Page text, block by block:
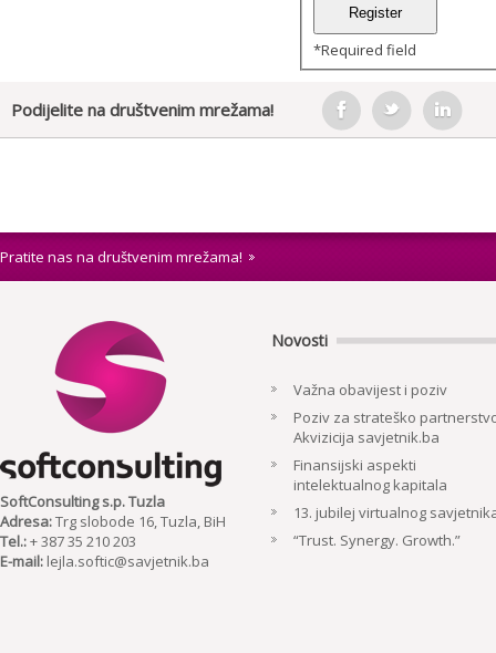
*Required field
Podijelite na društvenim mrežama!
Pratite nas na društvenim mrežama!
SoftConsulting s.p. Tuzla
Adresa:Trg slobode 16, Tuzla, BiH
Tel.:+ 387 35 210 203
E-mail: lejla.softic@savjetnik.ba
Novosti
Važna obavijest i poziv
Poziv za strateško
Akvizicija savjetnik.ba
Finansijski aspekti
intelektualnog kapitala
13. jubilej virtualnog
“Trust. Synergy. Growth.”